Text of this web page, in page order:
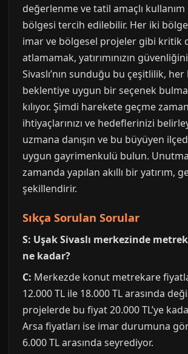
değerlenme ve tatil amaçlı
bölgesi tercih edilebilir. Her iki
imar ve bölgesel projeler gibi kritik
atlamamak, yatırımınızın
Sivaslı’nın sunduğu bu çeşitlilik,
beklentiye uygun bir seçenek
kılıyor. Şimdi harekete geçme
ihtiyaçlarınızı ve hedeflerinizi
uzmana danışın ve bu büyüyen
uygun gayrimenkulü bulun.
zamanda yapılan akıllı bir yatırım,
şekillendirir.
Sıkça Sorulan Sorular
S: Uşak Sivaslı merkezinde
ne kadar?
C: Merkezde konut metrekare
12.000 TL ile 18.000 TL arasında
projelerde bu fiyat 20.000 TL’ye
Arsa fiyatları ise imar durumuna
6.000 TL arasında seyrediyor.